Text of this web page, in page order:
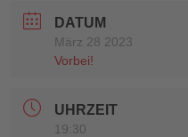
DATUM
März 28 2023
Vorbei!
UHRZEIT
19:30